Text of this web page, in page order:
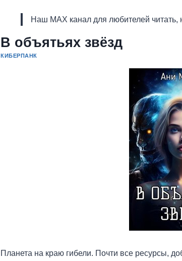
Наш MAX канал для любителей читать,
В объятьях звёзд
КИБЕРПАНК
Планета на краю гибели. Почти все ресурсы,